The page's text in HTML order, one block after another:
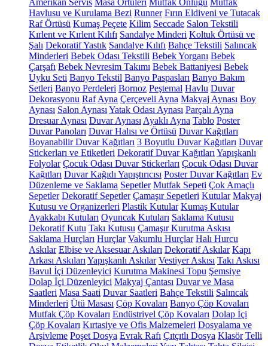
Amerikan Servis Masa Örtüleri Mutfak Önlüğü Mutfak
Havlusu ve Kurulama Bezi Runner Fırın Eldiveni ve Tutacak
Raf Örtüsü Kumaş Peçete Kilim Seccade Salon Tekstili
Kırlent ve Kırlent Kılıfı Sandalye Minderi Koltuk Örtüsü ve
Şalı Dekoratif Yastık Sandalye Kılıfı Bahçe Tekstili Salıncak
Minderleri Bebek Odası Tekstili Bebek Yorganı Bebek
Çarşafı Bebek Nevresim Takımı Bebek Battaniyesi Bebek
Uyku Seti Banyo Tekstil Banyo Paspasları Banyo Bakım
Setleri Banyo Perdeleri Bornoz Peştemal Havlu Duvar
Dekorasyonu Raf Ayna Çerçeveli Ayna Makyaj Aynası Boy
Aynası Salon Aynası Yatak Odası Aynası Parçalı Ayna
Dresuar Aynası Duvar Aynası Ayaklı Ayna Tablo Poster
Duvar Panoları Duvar Halısı ve Örtüsü Duvar Kağıtları
Boyanabilir Duvar Kağıtları 3 Boyutlu Duvar Kağıtları Duvar
Stickerları ve Etiketleri Dekoratif Duvar Kağıtları Yapışkanlı
Folyolar Çocuk Odası Duvar Stickerları Çocuk Odası Duvar
Kağıtları Duvar Kağıdı Yapıştırıcısı Poster Duvar Kağıtları Ev
Düzenleme ve Saklama Sepetler Mutfak Sepeti Çok Amaçlı
Sepetler Dekoratif Sepetler Çamaşır Sepetleri Kutular Makyaj
Kutusu ve Organizerleri Plastik Kutular Kumaş Kutular
Ayakkabı Kutuları Oyuncak Kutuları Saklama Kutusu
Dekoratif Kutu Takı Kutusu Çamaşır Kurutma Askısı
Saklama Hurçları Hurçlar Vakumlu Hurçlar Halı Hurcu
Askılar Elbise ve Aksesuar Askıları Dekoratif Askılar Kapı
Arkası Askıları Yapışkanlı Askılar Vestiyer Askısı Takı Askısı
Bavul İçi Düzenleyici Kurutma Makinesi Topu Şemsiye
Dolap İçi Düzenleyici Makyaj Çantası Duvar ve Masa
Saatleri Masa Saati Duvar Saatleri Bahçe Tekstili Salıncak
Minderleri Ütü Masası Çöp Kovaları Banyo Çöp Kovaları
Mutfak Çöp Kovaları Endüstriyel Çöp Kovaları Dolap İçi
Çöp Kovaları Kırtasiye ve Ofis Malzemeleri Dosyalama ve
Arşivleme Poşet Dosya Evrak Rafı Çıtçıtlı Dosya Klasör Telli